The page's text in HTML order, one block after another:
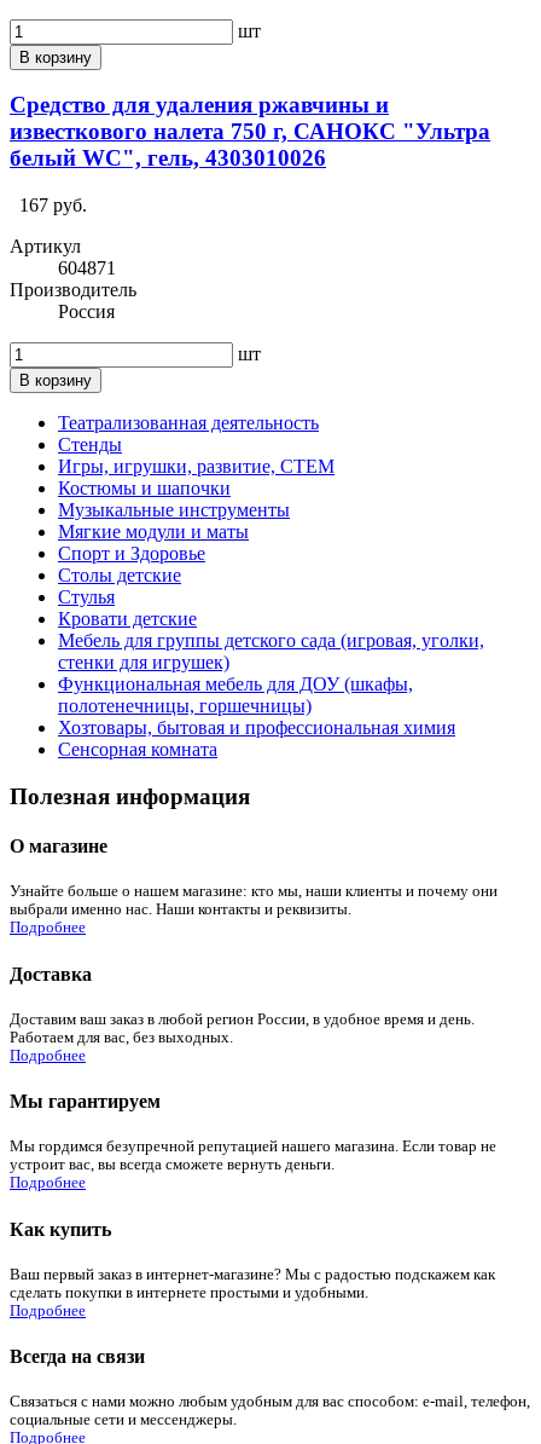
шт
В корзину
Средство для удаления ржавчины и
известкового налета 750 г, САНОКС "Ультра
белый WC", гель, 4303010026
167 руб.
Артикул
604871
Производитель
Россия
шт
В корзину
Театрализованная деятельность
Стенды
Игры, игрушки, развитие, СТЕМ
Костюмы и шапочки
Музыкальные инструменты
Мягкие модули и маты
Спорт и Здоровье
Столы детские
Стулья
Кровати детские
Мебель для группы детского сада (игровая, уголки,
стенки для игрушек)
Функциональная мебель для ДОУ (шкафы,
полотенечницы, горшечницы)
Хозтовары, бытовая и профессиональная химия
Сенсорная комната
Полезная информация
О магазине
Узнайте больше о нашем магазине: кто мы, наши клиенты и почему они
выбрали именно нас. Наши контакты и реквизиты.
Подробнее
Доставка
Доставим ваш заказ в любой регион России, в удобное время и день.
Работаем для вас, без выходных.
Подробнее
Мы гарантируем
Мы гордимся безупречной репутацией нашего магазина. Если товар не
устроит вас, вы всегда сможете вернуть деньги.
Подробнее
Как купить
Ваш первый заказ в интернет-магазине? Мы с радостью подскажем как
сделать покупки в интернете простыми и удобными.
Подробнее
Всегда на связи
Связаться с нами можно любым удобным для вас способом: e-mail, телефон,
социальные сети и мессенджеры.
Подробнее